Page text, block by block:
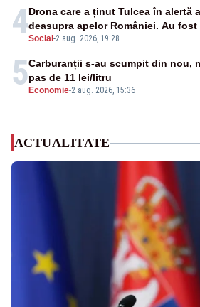
4Social -2 aug. 2026, 19:28
Drona care a ținut Tulcea în alertă
deasupra apelor României. Au
5 Economie-2 aug. 2026, 15:36
Carburanții s-au scumpit din nou,
pas de 11 lei/litru
ACTUALITATE